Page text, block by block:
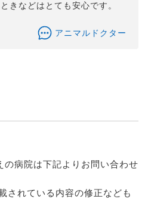
きなどはとても安心です。
アニマルドクター
の病院は下記よりお問い合わせ
されている内容の修正なども